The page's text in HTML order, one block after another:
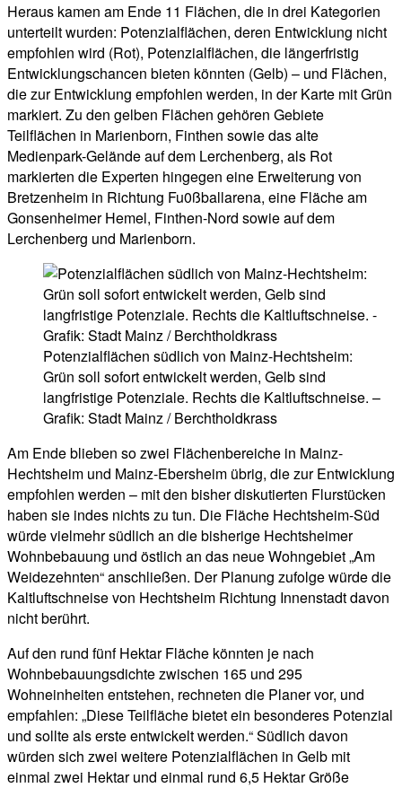
Heraus kamen am Ende 11 Flächen, die in drei Kategorien
unterteilt wurden: Potenzialflächen, deren Entwicklung nicht
empfohlen wird (Rot), Potenzialflächen, die längerfristig
Entwicklungschancen bieten könnten (Gelb) – und Flächen,
die zur Entwicklung empfohlen werden, in der Karte mit Grün
markiert. Zu den gelben Flächen gehören Gebiete
Teilflächen in Marienborn, Finthen sowie das alte
Medienpark-Gelände auf dem Lerchenberg, als Rot
markierten die Experten hingegen eine Erweiterung von
Bretzenheim in Richtung Fu0ßballarena, eine Fläche am
Gonsenheimer Hemel, Finthen-Nord sowie auf dem
Lerchenberg und Marienborn.
Potenzialflächen südlich von Mainz-Hechtsheim:
Grün soll sofort entwickelt werden, Gelb sind
langfristige Potenziale. Rechts die Kaltluftschneise. –
Grafik: Stadt Mainz / Berchtholdkrass
Am Ende blieben so zwei Flächenbereiche in Mainz-
Hechtsheim und Mainz-Ebersheim übrig, die zur Entwicklung
empfohlen werden – mit den bisher diskutierten Flurstücken
haben sie indes nichts zu tun. Die Fläche Hechtsheim-Süd
würde vielmehr südlich an die bisherige Hechtsheimer
Wohnbebauung und östlich an das neue Wohngebiet „Am
Weidezehnten“ anschließen. Der Planung zufolge würde die
Kaltluftschneise von Hechtsheim Richtung Innenstadt davon
nicht berührt.
Auf den rund fünf Hektar Fläche könnten je nach
Wohnbebauungsdichte zwischen 165 und 295
Wohneinheiten entstehen, rechneten die Planer vor, und
empfahlen: „Diese Teilfläche bietet ein besonderes Potenzial
und sollte als erste entwickelt werden.“ Südlich davon
würden sich zwei weitere Potenzialflächen in Gelb mit
einmal zwei Hektar und einmal rund 6,5 Hektar Größe